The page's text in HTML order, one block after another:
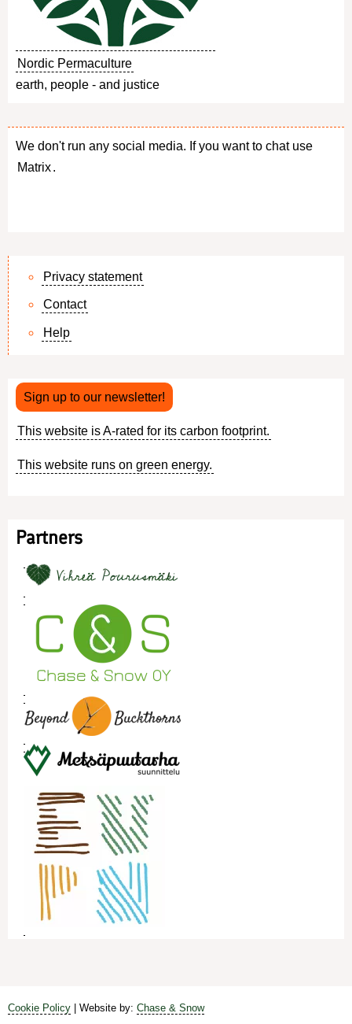
Nordic Permaculture
earth, people - and justice
We don't run any social media. If you want to chat use
Matrix.
Privacy statement
Contact
Help
Sign up to our newsletter!
This website is A-rated for its carbon footprint.
This website runs on green energy.
Partners
Cookie Policy | Website by: Chase & Snow